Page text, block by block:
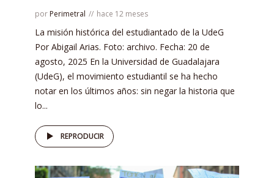
por Perimetral hace 12 meses
La misión histórica del estudiantado de la UdeG
Por Abigail Arias. Foto: archivo. Fecha: 20 de
agosto, 2025 En la Universidad de Guadalajara
(UdeG), el movimiento estudiantil se ha hecho
notar en los últimos años: sin negar la historia que
lo...
REPRODUCIR